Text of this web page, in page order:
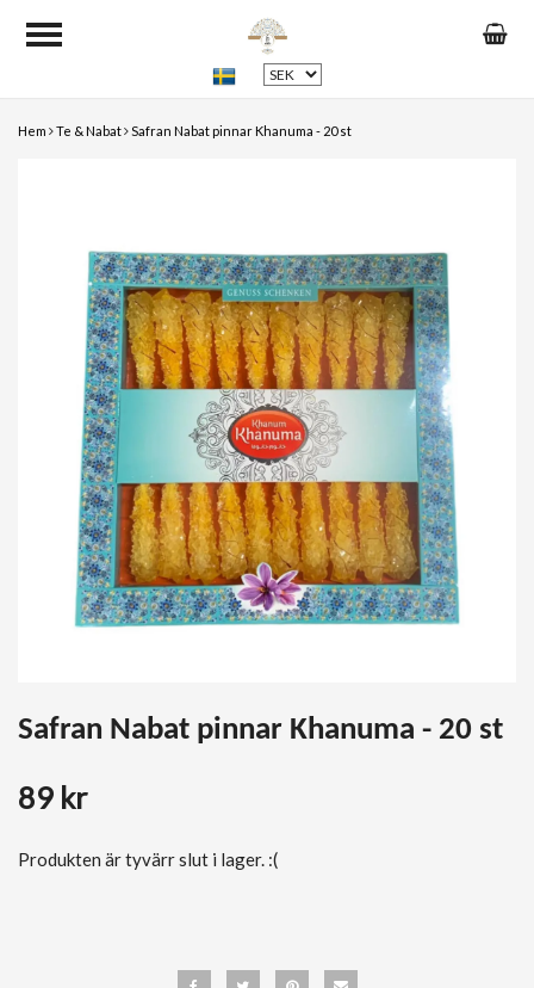
Hem Te & Nabat Safran Nabat pinnar Khanuma - 20 st
Safran Nabat pinnar Khanuma - 20 st
89 kr
Produkten är tyvärr slut i lager. :(